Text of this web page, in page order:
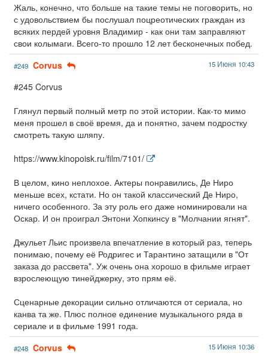
Жаль, конечно, что больше на такие темы не поговорить, но
с удовольствием бы послушал поцреотических граждан из
всяких пердей уровня Владимир - как они там заправляют
свои колымаги. Всего-то прошло 12 лет бесконечных побед.
#249 Corvus 15 Июня 10:43
#245 Corvus
Глянул первый полный метр по этой истории. Как-то мимо
меня прошел в своё время, да и понятно, зачем подростку
смотреть такую шляпу.
https://www.kinopoisk.ru/film/7101/
В целом, кино неплохое. Актеры понравились, Де Ниро
меньше всех, кстати. Но он такой классический Де Ниро,
ничего особенного. За эту роль его даже номинировали на
Оскар. И он проиграл Энтони Хопкинсу в "Молчании ягнят".
Джульет Льис произвела впечатление в который раз, теперь
понимаю, почему её Родригес и Тарантино затащили в "От
заказа до рассвета". Уж очень она хорошо в фильме играет
взрослеющую тинейджерку, это прям её.
Сценарные декорации сильно отличаются от сериала, но
канва та же. Плюс полное единение музыкального ряда в
сериале и в фильме 1991 года.
#248 Corvus 15 Июня 10:36